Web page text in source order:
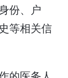
份、户
等相关信